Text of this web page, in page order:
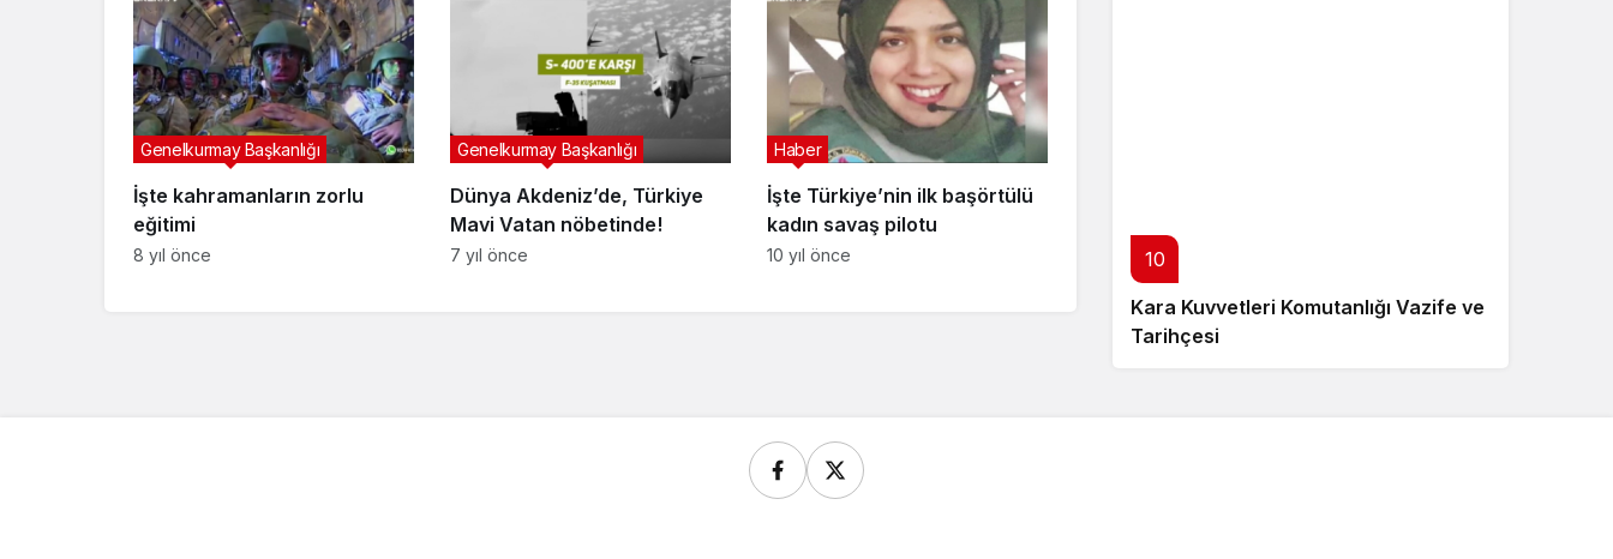
İşte kahramanların zorlu
eğitimi
Genelkurmay Başkanlığı
8 yıl önce
Dünya Akdeniz’de, Türkiye
Mavi Vatan nöbetinde!
Genelkurmay Başkanlığı
7 yıl önce
İşte Türkiye’nin ilk başörtülü
kadın savaş pilotu
Haber
10 yıl önce
10
Kara Kuvvetleri Komutanlığı Vazife ve
Tarihçesi